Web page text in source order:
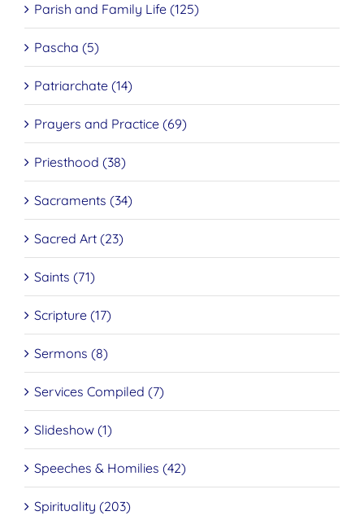
Parish and Family Life (125)
Pascha (5)
Patriarchate (14)
Prayers and Practice (69)
Priesthood (38)
Sacraments (34)
Sacred Art (23)
Saints (71)
Scripture (17)
Sermons (8)
Services Compiled (7)
Slideshow (1)
Speeches & Homilies (42)
Spirituality (203)